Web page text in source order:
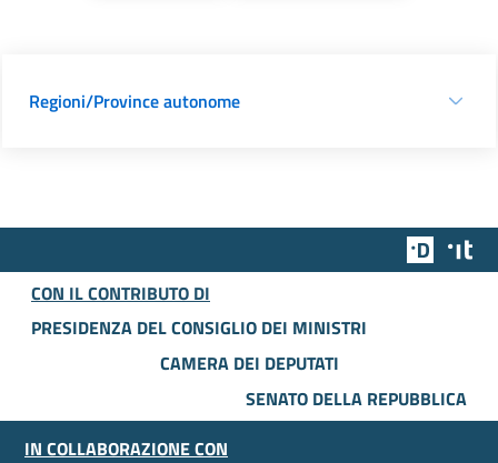
Regioni/Province autonome
Team
CON IL CONTRIBUTO DI
PRESIDENZA DEL CONSIGLIO DEI MINISTRI
CAMERA DEI DEPUTATI
SENATO DELLA REPUBBLICA
IN COLLABORAZIONE CON